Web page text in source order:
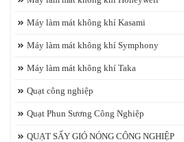
Máy làm mát không khí Kasami
Máy làm mát không khí Symphony
Máy làm mát không khí Taka
Quạt công nghiệp
Quạt Phun Sương Công Nghiệp
QUẠT SẤY GIÓ NÓNG CÔNG NGHIỆP